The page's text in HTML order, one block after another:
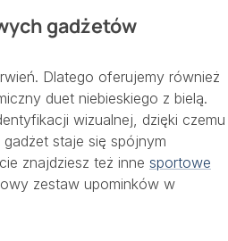
gadżetów
Dlatego oferujemy również
duet niebieskiego z bielą.
wizualnej, dzięki czemu
staje się spójnym
znajdziesz też inne sportowe
zestaw upominków w